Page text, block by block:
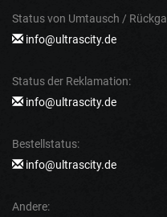
Status von Umtausch /
info@ultrascity.de
Status der Reklamation:
info@ultrascity.de
Bestellstatus:
info@ultrascity.de
Andere: